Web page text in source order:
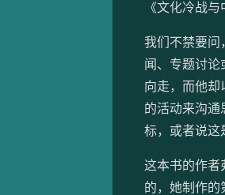
《文化冷战
我们不禁要问
闻、专题讨论
向走，而他却
的活动来沟通
标，或者说这
这本书的作者
的，她制作的